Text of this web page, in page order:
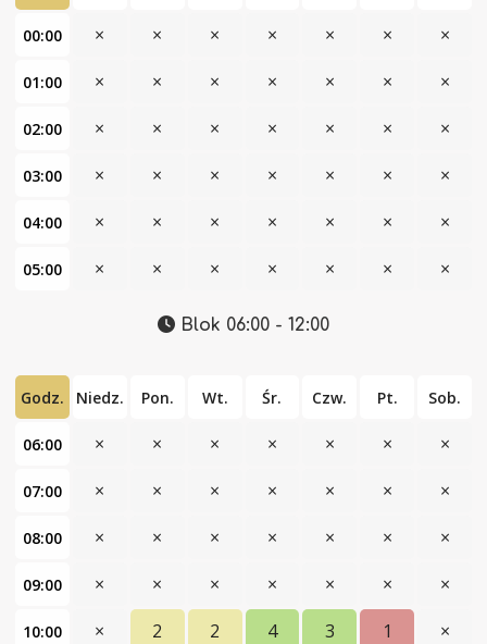
00:00 × × × × × × ×
01:00 × × × × × × ×
02:00 × × × × × × ×
03:00 × × × × × × ×
04:00 × × × × × × ×
05:00 × × × × × × ×
Blok 06:00 - 12:00
Godz. Niedz. Pon. Wt. Śr. Czw. Pt. Sob.
06:00 × × × × × × ×
07:00 × × × × × × ×
08:00 × × × × × × ×
09:00 × × × × × × ×
10:00 × 2 2 4 3 1 ×